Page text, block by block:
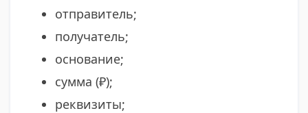
отправитель;
получатель;
основание;
сумма (₽);
реквизиты;